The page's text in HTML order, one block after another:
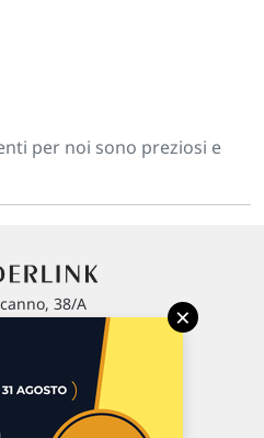
per noi sono preziosi e
38/A
460 401
×